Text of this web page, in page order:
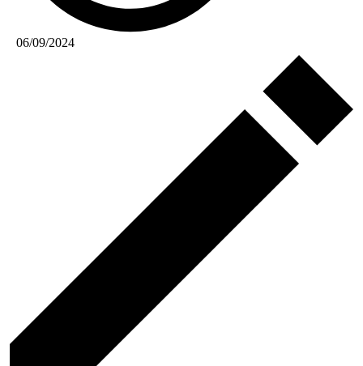
06/09/2024